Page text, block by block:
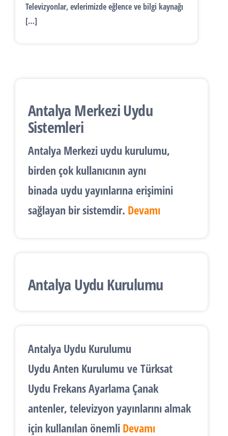
Televizyonlar, evlerimizde eğlence ve bilgi kaynağı
[…]
Antalya Merkezi Uydu
Sistemleri
Antalya Merkezi uydu kurulumu,
birden çok kullanıcının aynı
binada uydu yayınlarına erişimini
sağlayan bir sistemdir. Devamı
Antalya Uydu Kurulumu
Antalya Uydu Kurulumu
Uydu Anten Kurulumu ve Türksat
Uydu Frekans Ayarlama Çanak
antenler, televizyon yayınlarını almak
için kullanılan önemli Devamı